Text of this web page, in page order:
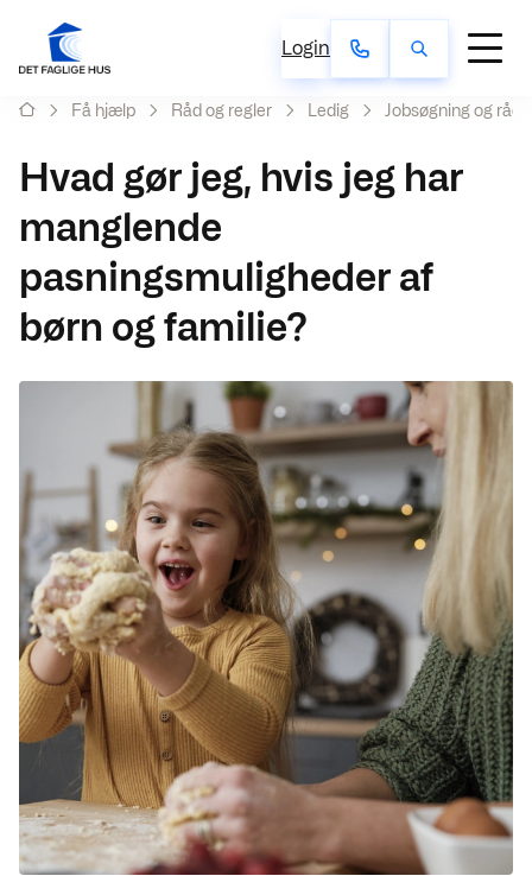
Login
Få hjælp Råd og regler Ledig Jobsøgning og
Hvad gør jeg, hvis jeg har
manglende
pasningsmuligheder af
børn og familie?